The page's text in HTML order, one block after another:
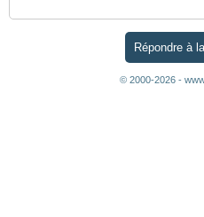
Répondre à
© 2000-2026 -